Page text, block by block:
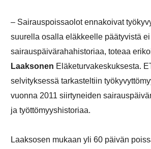
– Sairauspoissaolot ennakoivat
suurella osalla eläkkeelle päätyvistä
sairauspäivärahahistoriaa, toteaa
Laaksonen Eläketurvakeskuksesta.
selvityksessä tarkasteltiin
vuonna 2011 siirtyneiden
ja työttömyyshistoriaa.
Laaksosen mukaan yli 60 päivän